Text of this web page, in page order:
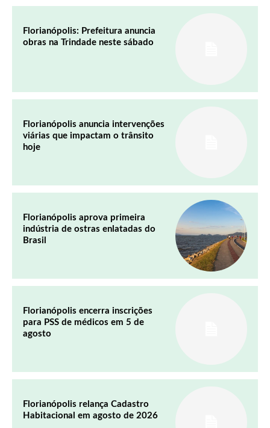
Florianópolis: Prefeitura anuncia
obras na Trindade neste sábado
Florianópolis anuncia intervenções
viárias que impactam o trânsito
hoje
Florianópolis aprova primeira
indústria de ostras enlatadas do
Brasil
Florianópolis encerra inscrições
para PSS de médicos em 5 de
agosto
Florianópolis relança Cadastro
Habitacional em agosto de 2026